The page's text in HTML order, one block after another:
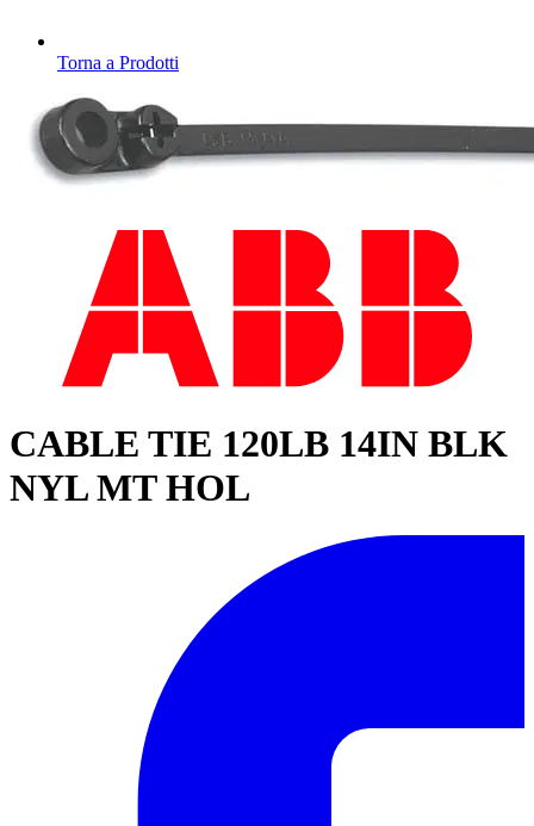
Torna a Prodotti
CABLE TIE 120LB 14IN BLK
NYL MT HOL